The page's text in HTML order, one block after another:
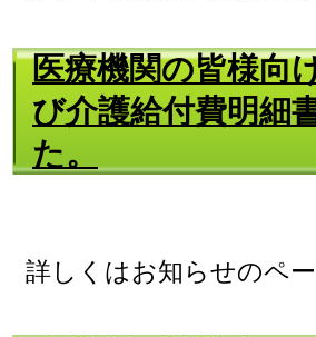
医療機関の皆様向
び介護給付費明細
た。
詳しくはお知らせのペ